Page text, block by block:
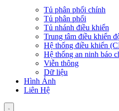
Tủ phân phối chính
Tủ phân phối
Tủ nhánh điều khiển
Trung tâm điều khiển
Hệ thống điều khiển
Hệ thống an ninh báo
Viễn thông
Dữ liệu
Hình Ảnh
Liên Hệ